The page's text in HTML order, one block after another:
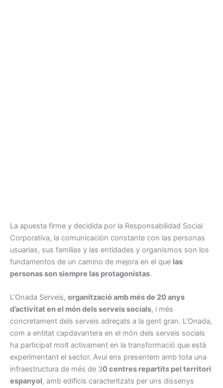
La apuesta firme y decidida por la Responsabilidad Social
Corporativa, la comunicación constante con las personas
usuarias, sus familias y las entidades y organismos son los
fundamentos de un camino de mejora en el que las
personas son siempre las protagonistas.
L’Onada Serveis, organització amb més de 20 anys
d’activitat en el món dels serveis socials, i més
concretament dels serveis adreçats a la gent gran. L’Onada,
com a entitat capdavantera en el món dels serveis socials
ha participat molt activament en la transformació que està
experimentant el sector. Avui ens presentem amb tota una
infraestructura de més de 30 centres repartits pel territori
espanyol, amb edificis caracteritzats per uns dissenys